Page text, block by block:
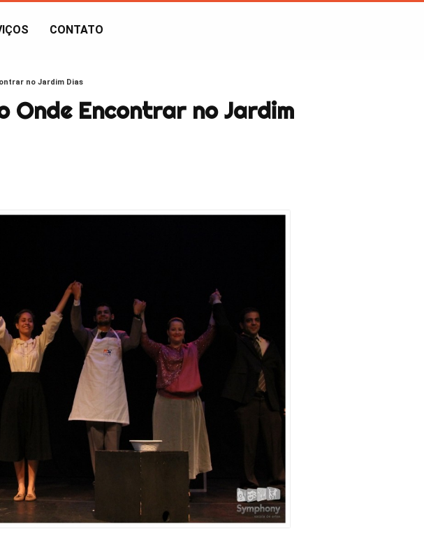
CONTATO
no Jardim Dias
Onde Encontrar no Jardim